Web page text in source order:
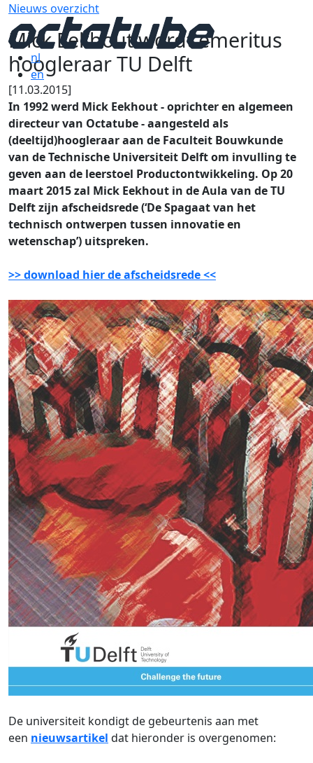
nl
en
Nieuws overzicht
Mick Eekhout wordt emeritus
hoogleraar TU Delft
[11.03.2015]
In 1992 werd Mick Eekhout - oprichter en algemeen
directeur van Octatube - aangesteld als
(deeltijd)hoogleraar aan de Faculteit Bouwkunde
van de Technische Universiteit Delft om invulling te
geven aan de leerstoel Productontwikkeling. Op 20
maart 2015 zal Mick Eekhout in de Aula van de TU
Delft zijn afscheidsrede (‘De Spagaat van het
technisch ontwerpen tussen innovatie en
wetenschap’) uitspreken.
>> download hier de afscheidsrede <<
De universiteit kondigt de gebeurtenis aan met
een nieuwsartikel dat hieronder is overgenomen: